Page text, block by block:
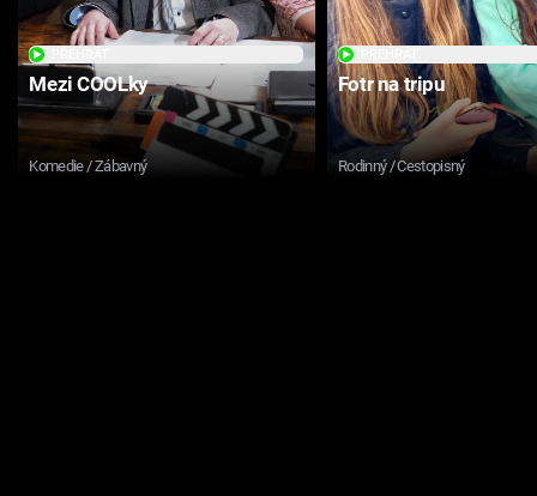
Mezi COOLky
Komedie / Zábavný
Fotr na tripu
Rodinný / Cestopisný